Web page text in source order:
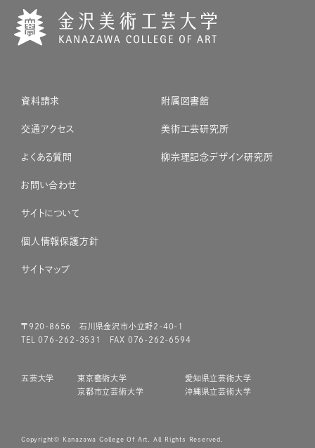
資料請求
交通アクセス
よくある質問
お問い合わせ
サイトについて
個人情報保護方針
サイトマップ
附属図書館
美術工芸研究所
柳宗理記念デザイン研究所
〒920-8656 石川県金沢市小立野2-40-1
TEL 076-262-3531 FAX 076-262-6594
五芸大学 東京藝術大学
愛知県立芸術大学
京都市立芸術大学
沖縄県立芸術大学
Copyright© Kanazawa College Of Art. All Rights Reserved.